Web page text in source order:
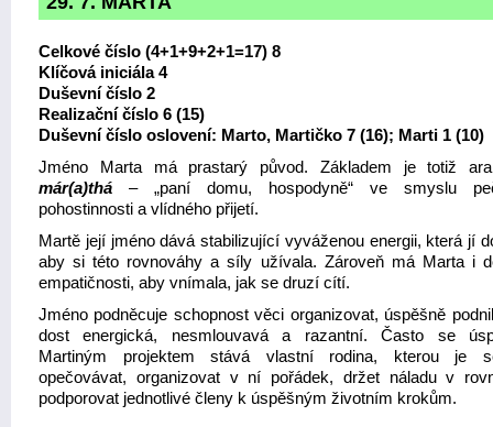
Celkové číslo (4+1+9+2+1=17) 8
Klíčová iniciála 4
Duševní číslo 2
Realizační číslo 6 (15)
Duševní číslo oslovení: Marto, Martičko 7 (16); Marti 1 (10)
Jméno Marta má prastarý původ. Základem je totiž
már(a)thá – „paní domu, hospodyně“ ve smyslu
pohostinnosti a vlídného přijetí.
Martě její jméno dává stabilizující vyváženou energii, která jí
aby si této rovnováhy a síly užívala. Zároveň má Marta i
empatičnosti, aby vnímala, jak se druzí cítí.
Jméno podněcuje schopnost věci organizovat, úspěšně
dost energická, nesmlouvavá a razantní. Často se
Martiným projektem stává vlastní rodina, kterou je
opečovávat, organizovat v ní pořádek, držet náladu v
podporovat jednotlivé členy k úspěšným životním krokům.